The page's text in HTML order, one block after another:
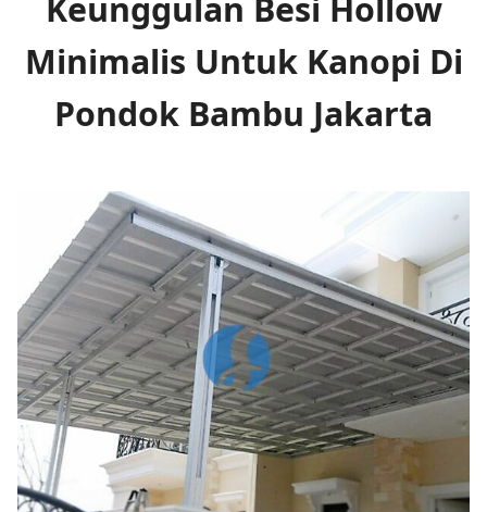
Minimalis Untuk Kanopi Di
Pondok Bambu Jakarta